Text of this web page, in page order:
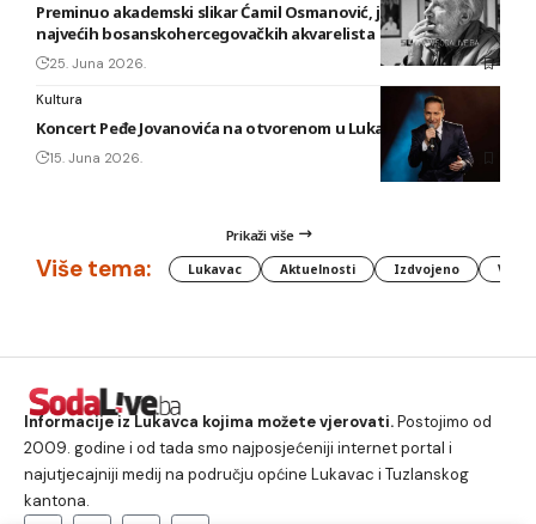
Preminuo akademski slikar Ćamil Osmanović, jedan od
najvećih bosanskohercegovačkih akvarelista
25. Juna 2026.
Kultura
Koncert Peđe Jovanovića na otvorenom u Lukavcu
15. Juna 2026.
Prikaži više
Više tema: Lukavac Aktuelnosti Izdvojeno
Informacije iz Lukavca kojima možete vjerovati.Postojimo od
2009. godine i od tada smo najposjećeniji internet portal i
najutjecajniji medij na području općine Lukavac i Tuzlanskog
kantona.